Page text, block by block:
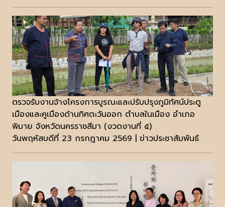
ตรวจรับงานจ้างโครงการบูรณะและปรับปรุงภูมิทัศน์ประตู
เมืองและคูเมืองด้านทิศตะวันออก ตําบลในเมือง อำเภอ
พิมาย จังหวัดนครราชสีมา (งวดงานที่ ๕)
วันพฤหัสบดีที่ 23 กรกฎาคม 2569 | ข่าวประชาสัมพันธ์